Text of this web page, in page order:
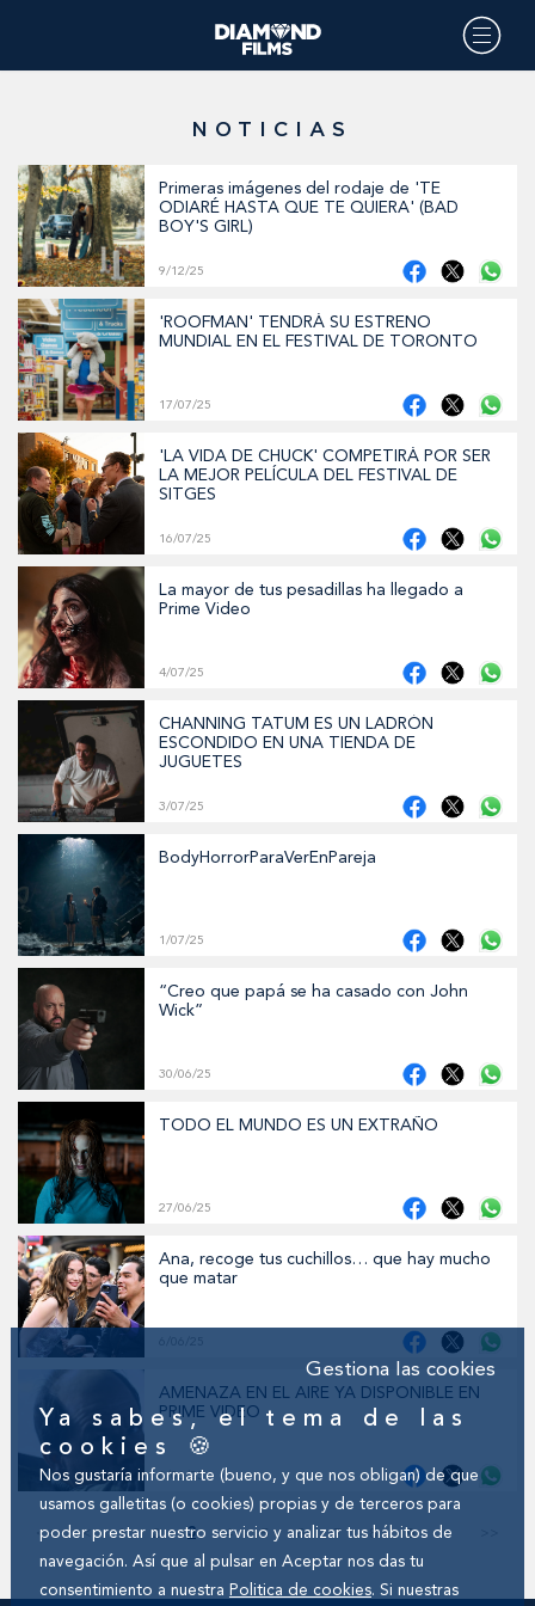
NOTICIAS
Primeras imágenes del rodaje de 'TE
ODIARÉ HASTA QUE TE QUIERA' (BAD
BOY'S GIRL)
9/12/25
'ROOFMAN' TENDRÁ SU ESTRENO
MUNDIAL EN EL FESTIVAL DE TORONTO
17/07/25
'LA VIDA DE CHUCK' COMPETIRÁ POR SER
LA MEJOR PELÍCULA DEL FESTIVAL DE
SITGES
16/07/25
La mayor de tus pesadillas ha llegado a
Prime Video
4/07/25
CHANNING TATUM ES UN LADRÓN
ESCONDIDO EN UNA TIENDA DE
JUGUETES
3/07/25
BodyHorrorParaVerEnPareja
1/07/25
“Creo que papá se ha casado con John
Wick”
30/06/25
TODO EL MUNDO ES UN EXTRAÑO
27/06/25
Ana, recoge tus cuchillos… que hay mucho
que matar
AMENAZA EN EL AIRE YA DISPONIBLE EN
PRIME VIDEO
6/06/25
<< < 1 2 3 4 5 6 7 8 9 >
Gestiona las cookies
Ya sabes, el tema de las
cookies 🍪
Nos gustaría informarte (bueno, y que nos obligan) de que
usamos galletitas (o cookies) propias y de terceros para
poder prestar nuestro servicio y analizar tus hábitos de
navegación. Así que al pulsar en Aceptar nos das tu
consentimiento a nuestra Politica de cookies. Si nuestras